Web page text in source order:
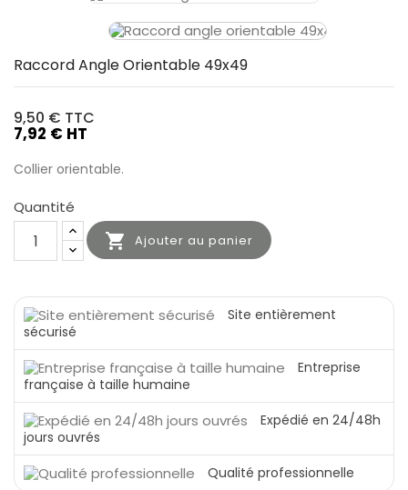
Raccord Angle Orientable 49x49
9,50 € TTC
7,92 € HT
Collier orientable.
Quantité
 Ajouter au panier
Site entièrement
sécurisé
Entreprise
française à taille humaine
Expédié en 24/48h
jours ouvrés
Qualité professionnelle